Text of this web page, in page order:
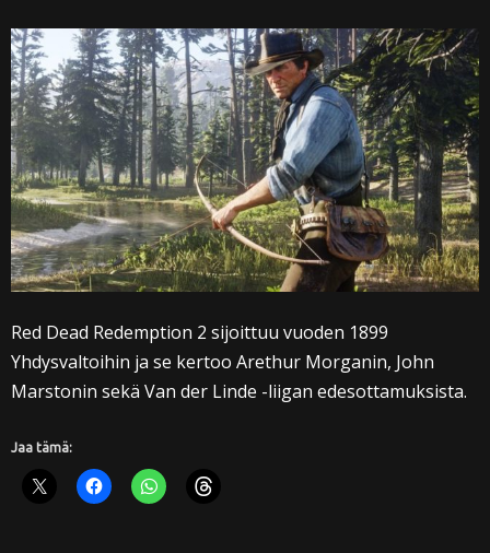
Red Dead Redemption 2 sijoittuu vuoden 1899
Yhdysvaltoihin ja se kertoo Arethur Morganin, John
Marstonin sekä Van der Linde -liigan edesottamuksista.
Jaa tämä: